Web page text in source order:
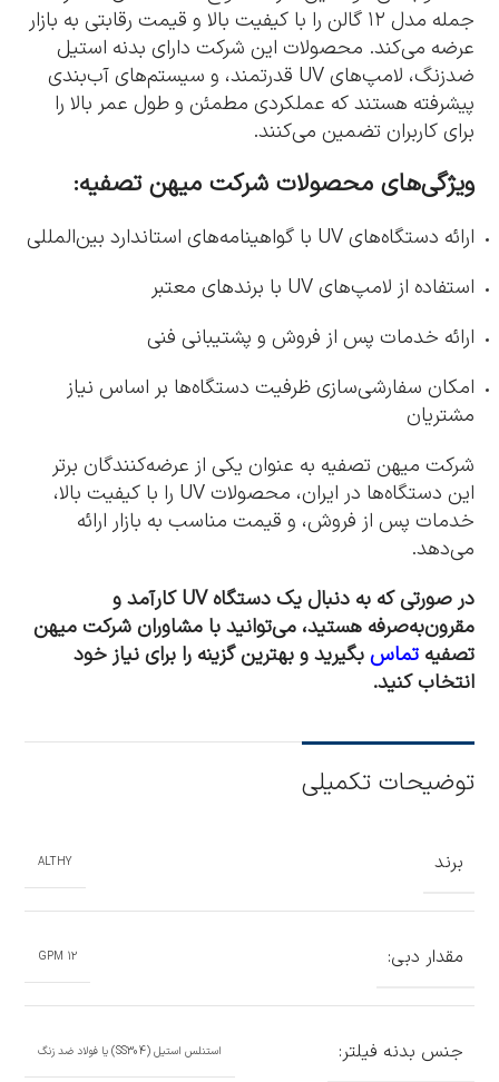
جمله مدل ۱۲ گالن را با کیفیت بالا و قیمت رقابتی به بازار
عرضه می‌کند. محصولات این شرکت دارای بدنه استیل
ضدزنگ، لامپ‌های UV قدرتمند، و سیستم‌های آب‌بندی
پیشرفته هستند که عملکردی مطمئن و طول عمر بالا را
برای کاربران تضمین می‌کنند.
ویژگی‌های محصولات شرکت میهن تصفیه:
ارائه دستگاه‌های UV با گواهینامه‌های استاندارد بین‌المللی
استفاده از لامپ‌های UV با برندهای معتبر
ارائه خدمات پس از فروش و پشتیبانی فنی
امکان سفارشی‌سازی ظرفیت دستگاه‌ها بر اساس نیاز
مشتریان
شرکت میهن تصفیه به عنوان یکی از عرضه‌کنندگان برتر
این دستگاه‌ها در ایران، محصولات UV را با کیفیت بالا،
خدمات پس از فروش، و قیمت مناسب به بازار ارائه
می‌دهد.
در صورتی که به دنبال یک دستگاه UV کارآمد و
مقرون‌به‌صرفه هستید، می‌توانید با مشاوران شرکت میهن
تصفیه تماسبگیرید و بهترین گزینه را برای نیاز خود
انتخاب کنید.
توضیحات تکمیلی
برند ALTHY
مقدار دبی: 12 GPM
جنس بدنه فیلتر: استنلس استیل (SS304) یا فولاد ضد زنگ